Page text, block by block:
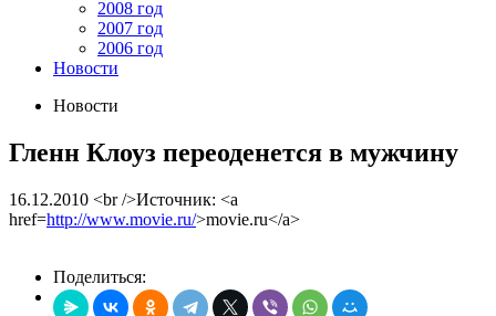
2008 год
2007 год
2006 год
Новости
Новости
Гленн Клоуз переоденется в мужчину
16.12.2010 <br />Источник: <a
href=http://www.movie.ru/>movie.ru</a>
Поделиться: